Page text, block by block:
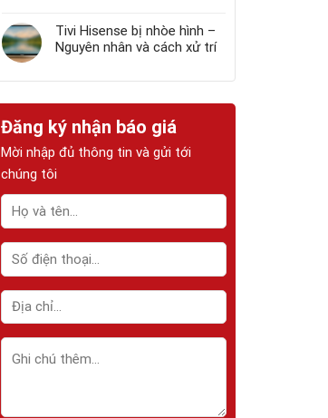
Tivi Hisense bị nhòe hình –
Nguyên nhân và cách xử trí
Đăng ký nhận báo giá
Mời nhập đủ thông tin và gửi tới
chúng tôi